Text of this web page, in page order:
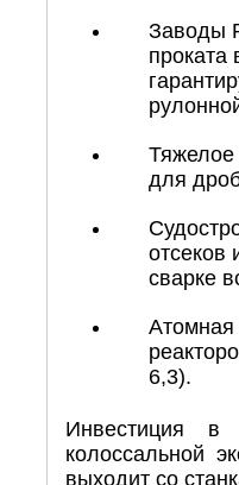
Заводы
проката
Тяжелое
для
отсеков
сварке
Атомная
6,3).
Инвестиция в
колоссальной
выходит со